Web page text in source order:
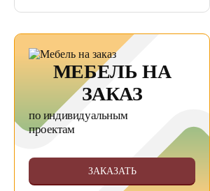
МЕБЕЛЬ НА
ЗАКАЗ
по индивидуальным
проектам
ЗАКАЗАТЬ